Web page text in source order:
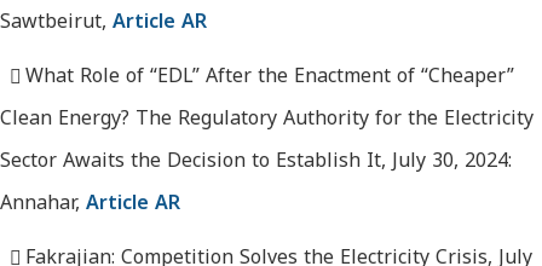
Sawtbeirut,Article AR
What Role of “EDL” After the Enactment of “Cheaper”
Clean Energy? The Regulatory Authority for the Electricity
Sector Awaits the Decision to Establish It, July 30, 2024:
Annahar,Article AR
Fakrajian: Competition Solves the Electricity Crisis, July